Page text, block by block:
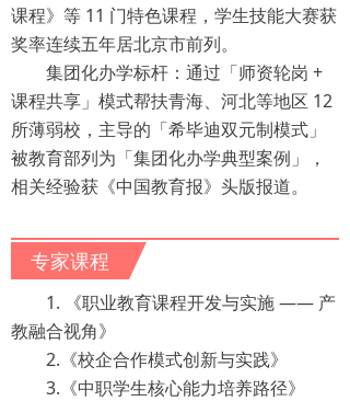
课程》等 11 门特色课程，学生技能大赛获
奖率连续五年居北京市前列。
集团化办学标杆：通过「师资轮岗 +
课程共享」模式帮扶青海、河北等地区 12
所薄弱校，主导的「希毕迪双元制模式」
被教育部列为「集团化办学典型案例」，
相关经验获《中国教育报》头版报道。
专家课程
1. 《职业教育课程开发与实施 —— 产
教融合视角》
2.《校企合作模式创新与实践》
3.《中职学生核心能力培养路径》